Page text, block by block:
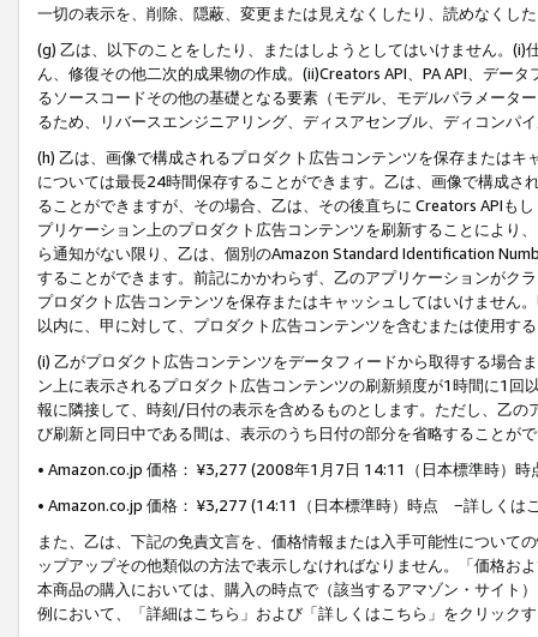
一切の表示を、削除、隠蔽、変更または見えなくしたり、読めなくし
(g) 乙は、以下のことをしたり、またはしようとしてはいけません。
ん、修復その他二次的成果物の作成。(ii)Creators API、PA API、デー
るソースコードその他の基礎となる要素（モデル、モデルパラメータ
るため、リバースエンジニアリング、ディスアセンブル、ディコンパ
(h) 乙は、画像で構成されるプロダクト広告コンテンツを保存または
については最長24時間保存することができます。乙は、画像で構成
ることができますが、その場合、乙は、その後直ちに Creators APIも
プリケーション上のプロダクト広告コンテンツを刷新することにより
ら通知がない限り、乙は、個別のAmazon Standard Identification
することができます。前記にかかわらず、乙のアプリケーションがク
プロダクト広告コンテンツを保存またはキャッシュしてはいけません
以内に、甲に対して、プロダクト広告コンテンツを含むまたは使用す
(i) 乙がプロダクト広告コンテンツをデータフィードから取得する場合
ン上に表示されるプロダクト広告コンテンツの刷新頻度が1時間に1
報に隣接して、時刻/日付の表示を含めるものとします。ただし、乙
び刷新と同日中である間は、表示のうち日付の部分を省略することが
• Amazon.co.jp 価格： ¥3,277 (2008年1月7日 14:11（日本標準時）
• Amazon.co.jp 価格： ¥3,277 (14:11（日本標準時）時点 −詳しくは
また、乙は、下記の免責文言を、価格情報または入手可能性について
ップアップその他類似の方法で表示しなければなりません。「価格
本商品の購入においては、購入の時点で（該当するアマゾン・サイト
例において、「詳細はこちら」および「詳しくはこちら」をクリック